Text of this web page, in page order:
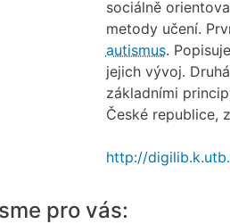
sociálně
metody učení.
autismus.
jejich vývoj.
základními
České republice,
http://
pro vás: